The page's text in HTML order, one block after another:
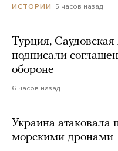
ИСТОРИИ 5 часов назад
Турция,
подписали
обороне
6 часов назад
Украина
морскими дронами